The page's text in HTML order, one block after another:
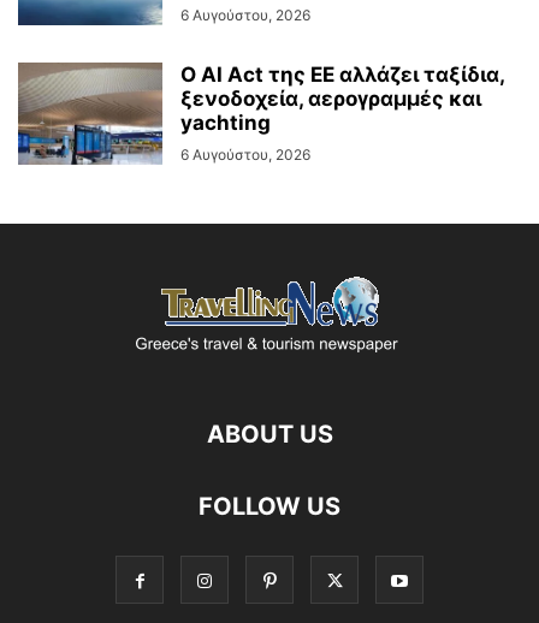
6 Αυγούστου, 2026
Ο AI Act της ΕΕ αλλάζει ταξίδια,
ξενοδοχεία, αερογραμμές και
yachting
6 Αυγούστου, 2026
ABOUT US
FOLLOW US